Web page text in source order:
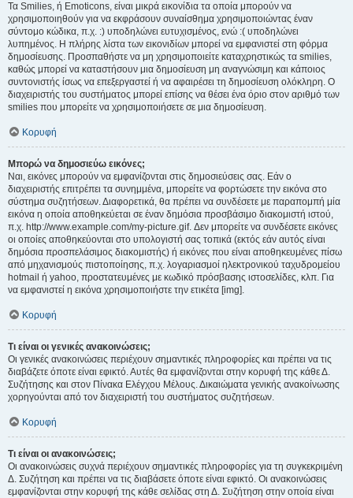
Τα Smilies, ή Emoticons, είναι μικρά εικονίδια τα οποία μπορούν να
χρησιμοποιηθούν για να εκφράσουν συναίσθημα χρησιμοποιώντας έναν
σύντομο κώδικα, π.χ. :) υποδηλώνει ευτυχισμένος, ενώ :( υποδηλώνει
λυπημένος. Η πλήρης λίστα των εικονιδίων μπορεί να εμφανιστεί στη φόρμα
δημοσίευσης. Προσπαθήστε να μη χρησιμοποιείτε καταχρηστικώς τα smilies,
καθώς μπορεί να καταστήσουν μια δημοσίευση μη αναγνώσιμη και κάποιος
συντονιστής ίσως να επεξεργαστεί ή να αφαιρέσει τη δημοσίευση ολόκληρη. Ο
διαχειριστής του συστήματος μπορεί επίσης να θέσει ένα όριο στον αριθμό των
smilies που μπορείτε να χρησιμοποιήσετε σε μια δημοσίευση.
Κορυφή
Μπορώ να δημοσιεύω εικόνες;
Ναι, εικόνες μπορούν να εμφανίζονται στις δημοσιεύσεις σας. Εάν ο
διαχειριστής επιτρέπει τα συνημμένα, μπορείτε να φορτώσετε την εικόνα στο
σύστημα συζητήσεων. Διαφορετικά, θα πρέπει να συνδέσετε με παραπομπή μία
εικόνα η οποία αποθηκεύεται σε έναν δημόσια προσβάσιμο διακομιστή ιστού,
π.χ. http://www.example.com/my-picture.gif. Δεν μπορείτε να συνδέσετε εικόνες
οι οποίες αποθηκεύονται στο υπολογιστή σας τοπικά (εκτός εάν αυτός είναι
δημόσια προσπελάσιμος διακομιστής) ή εικόνες που είναι αποθηκευμένες πίσω
από μηχανισμούς πιστοποίησης, π.χ. λογαριασμοί ηλεκτρονικού ταχυδρομείου
hotmail ή yahoo, προστατευμένες με κωδικό πρόσβασης ιστοσελίδες, κλπ. Για
να εμφανιστεί η εικόνα χρησιμοποιήστε την ετικέτα [img].
Κορυφή
Τι είναι οι γενικές ανακοινώσεις;
Οι γενικές ανακοινώσεις περιέχουν σημαντικές πληροφορίες και πρέπει να τις
διαβάζετε όποτε είναι εφικτό. Αυτές θα εμφανίζονται στην κορυφή της κάθε Δ.
Συζήτησης και στον Πίνακα Ελέγχου Μέλους. Δικαιώματα γενικής ανακοίνωσης
χορηγούνται από τον διαχειριστή του συστήματος συζητήσεων.
Κορυφή
Τι είναι οι ανακοινώσεις;
Οι ανακοινώσεις συχνά περιέχουν σημαντικές πληροφορίες για τη συγκεκριμένη
Δ. Συζήτηση και πρέπει να τις διαβάσετε όποτε είναι εφικτό. Οι ανακοινώσεις
εμφανίζονται στην κορυφή της κάθε σελίδας στη Δ. Συζήτηση στην οποία είναι